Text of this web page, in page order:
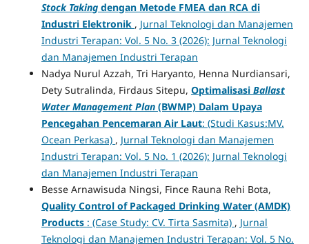
Stock Takingdengan Metode FMEA dan RCA di
Industri Elektronik , Jurnal Teknologi dan Manajemen
Industri Terapan: Vol. 5 No. 3 (2026): Jurnal Teknologi
dan Manajemen Industri Terapan
Nadya Nurul Azzah, Tri Haryanto, Henna Nurdiansari,
Dety Sutralinda, Firdaus Sitepu, Optimalisasi Ballast
Water Management Plan (BWMP) Dalam Upaya
Pencegahan Pencemaran Air Laut: (Studi Kasus:MV.
Ocean Perkasa) , Jurnal Teknologi dan Manajemen
Industri Terapan: Vol. 5 No. 1 (2026): Jurnal Teknologi
dan Manajemen Industri Terapan
Besse Arnawisuda Ningsi, Fince Rauna Rehi Bota,
Quality Control of Packaged Drinking Water (AMDK)
Products : (Case Study: CV. Tirta Sasmita) , Jurnal
Teknologi dan Manajemen Industri Terapan: Vol. 5 No.